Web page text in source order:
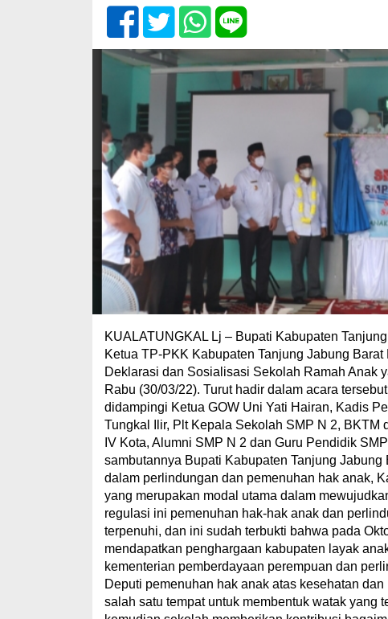
KUALATUNGKAL Lj – Bupati Kabupaten
Ketua TP-PKK Kabupaten Tanjung Jabung
Deklarasi dan Sosialisasi Sekolah Ramah Anak
Rabu (30/03/22). Turut hadir dalam acara
didampingi Ketua GOW Uni Yati Hairan, Kadis
Tungkal Ilir, Plt Kepala Sekolah SMP N 2, BKTM
IV Kota, Alumni SMP N 2 dan Guru Pendidik
sambutannya Bupati Kabupaten Tanjung
dalam perlindungan dan pemenuhan hak anak,
yang merupakan modal utama dalam
regulasi ini pemenuhan hak-hak anak dan
terpenuhi, dan ini sudah terbukti bahwa pada
mendapatkan penghargaan kabupaten layak
kementerian pemberdayaan perempuan dan
Deputi pemenuhan hak anak atas kesehatan
salah satu tempat untuk membentuk watak yang